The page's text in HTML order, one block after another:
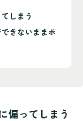
しまう
きないままポ
偏ってしまう